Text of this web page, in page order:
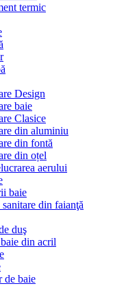
termic
Design
baie
Clasice
din aluminiu
din fontă
din oțel
aerului
baie
din faianţă
duş
din acril
de baie